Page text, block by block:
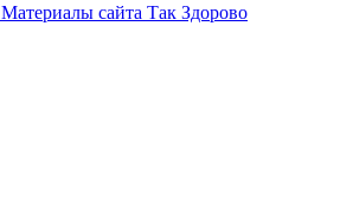
Материалы сайта Так Здорово